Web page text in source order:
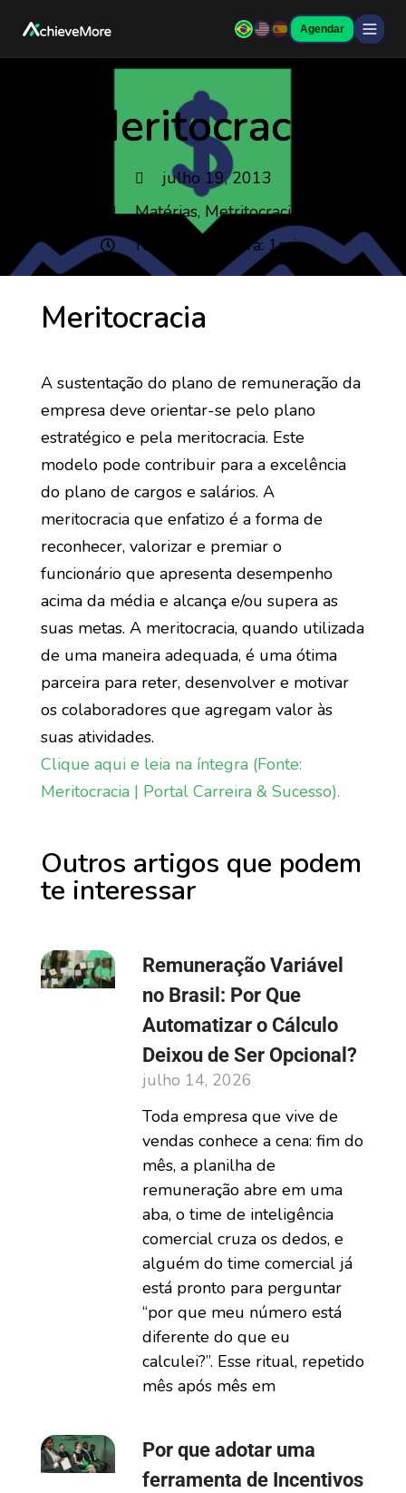
Agendar
Meritocracia
julho 19, 2013
Matérias, Metritocracia
Tempo de leitura: 1min
Meritocracia
A sustentação do plano de remuneração da
empresa deve orientar-se pelo plano
estratégico e pela meritocracia. Este
modelo pode contribuir para a excelência
do plano de cargos e salários. A
meritocracia que enfatizo é a forma de
reconhecer, valorizar e premiar o
funcionário que apresenta desempenho
acima da média e alcança e/ou supera as
suas metas. A meritocracia, quando utilizada
de uma maneira adequada, é uma ótima
parceira para reter, desenvolver e motivar
os colaboradores que agregam valor às
suas atividades.
Clique aqui e leia na íntegra (Fonte:
Meritocracia | Portal Carreira & Sucesso).
Outros artigos que podem
te interessar
Remuneração Variável
no Brasil: Por Que
Automatizar o Cálculo
Deixou de Ser Opcional?
julho 14, 2026
Toda empresa que vive de
vendas conhece a cena: fim do
mês, a planilha de
remuneração abre em uma
aba, o time de inteligência
comercial cruza os dedos, e
alguém do time comercial já
está pronto para perguntar
“por que meu número está
diferente do que eu
calculei?”. Esse ritual, repetido
mês após mês em
Por que adotar uma
ferramenta de Incentivos